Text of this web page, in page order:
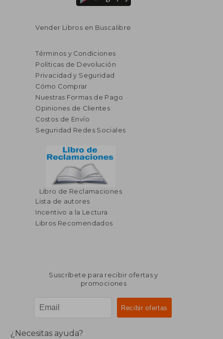
Vender Libros en Buscalibre
Términos y Condiciones
Políticas de Devolución
Privacidad y Seguridad
Cómo Comprar
Nuestras Formas de Pago
Opiniones de Clientes
Costos de Envío
Seguridad Redes Sociales
Libro de Reclamaciones
Lista de autores
Incentivo a la Lectura
Libros Recomendados
Suscríbete para recibir ofertas y
promociones
¿Necesitas ayuda?